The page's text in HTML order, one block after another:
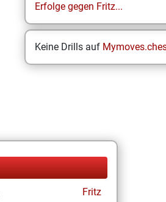
Erfolge gegen Fritz...
Keine Drills auf
Fritz